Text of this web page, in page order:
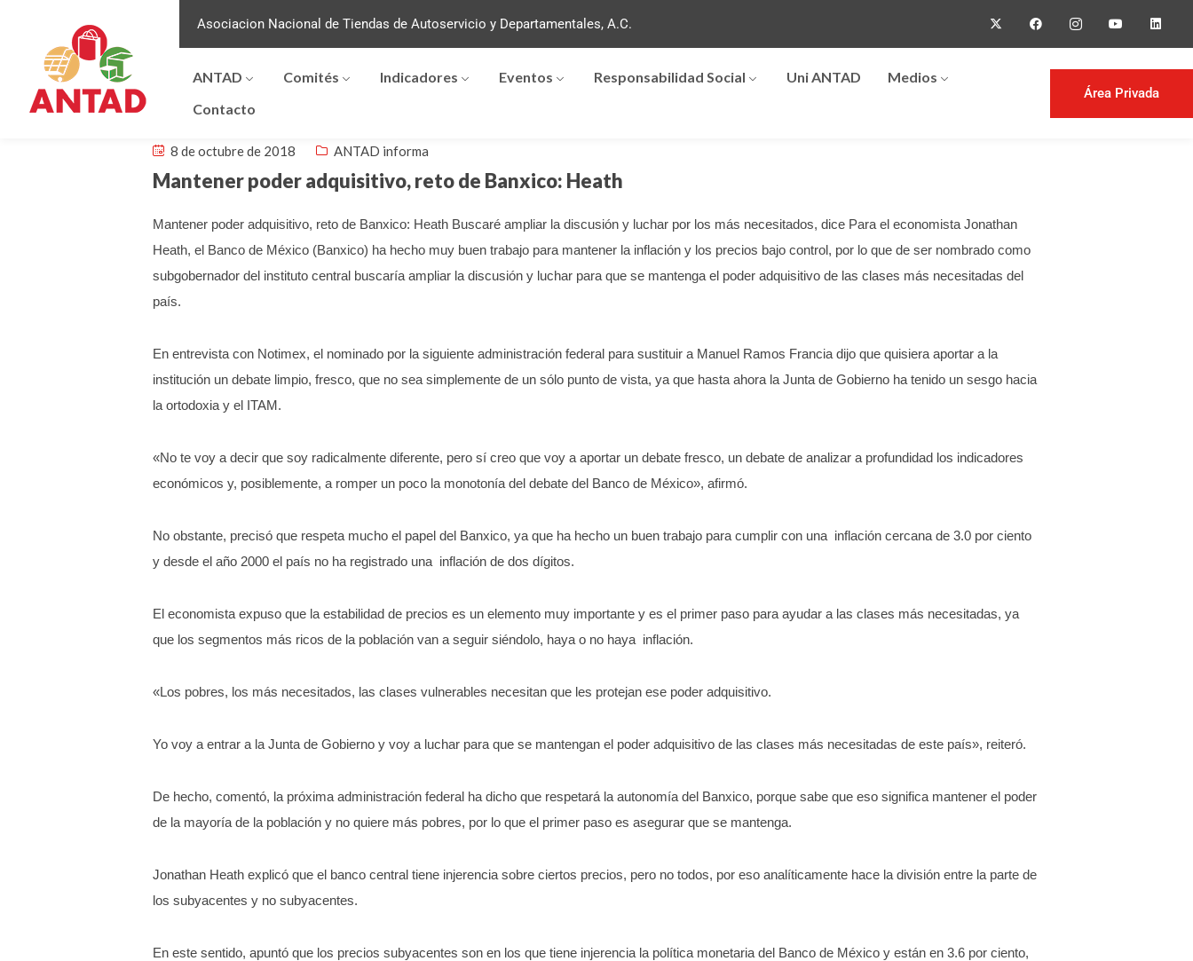
Asociacion Nacional de Tiendas de Autoservicio y Departamentales, A.C.
ANTAD Comités Indicadores Eventos Responsabilidad Social Uni ANTAD
Medios
Contacto
Área Privada
8 de octubre de 2018 ANTAD informa
Mantener poder adquisitivo, reto de Banxico: Heath
Mantener poder adquisitivo, reto de Banxico: Heath Buscaré ampliar la discusión y luchar por los más necesitados, dice Para el economista Jonathan
Heath, el Banco de México (Banxico) ha hecho muy buen trabajo para mantener la inflación y los precios bajo control, por lo que de ser nombrado como
subgobernador del instituto central buscaría ampliar la discusión y luchar para que se mantenga el poder adquisitivo de las clases más necesitadas del
país.
En entrevista con Notimex, el nominado por la siguiente administración federal para sustituir a Manuel Ramos Francia dijo que quisiera aportar a la
institución un debate limpio, fresco, que no sea simplemente de un sólo punto de vista, ya que hasta ahora la Junta de Gobierno ha tenido un sesgo hacia
la ortodoxia y el ITAM.
«No te voy a decir que soy radicalmente diferente, pero sí creo que voy a aportar un debate fresco, un debate de analizar a profundidad los indicadores
económicos y, posiblemente, a romper un poco la monotonía del debate del Banco de México», afirmó.
No obstante, precisó que respeta mucho el papel del Banxico, ya que ha hecho un buen trabajo para cumplir con una inflación cercana de 3.0 por ciento
y desde el año 2000 el país no ha registrado una inflación de dos dígitos.
El economista expuso que la estabilidad de precios es un elemento muy importante y es el primer paso para ayudar a las clases más necesitadas, ya
que los segmentos más ricos de la población van a seguir siéndolo, haya o no haya inflación.
«Los pobres, los más necesitados, las clases vulnerables necesitan que les protejan ese poder adquisitivo.
Yo voy a entrar a la Junta de Gobierno y voy a luchar para que se mantengan el poder adquisitivo de las clases más necesitadas de este país», reiteró.
De hecho, comentó, la próxima administración federal ha dicho que respetará la autonomía del Banxico, porque sabe que eso significa mantener el poder
de la mayoría de la población y no quiere más pobres, por lo que el primer paso es asegurar que se mantenga.
Jonathan Heath explicó que el banco central tiene injerencia sobre ciertos precios, pero no todos, por eso analíticamente hace la división entre la parte de
los subyacentes y no subyacentes.
En este sentido, apuntó que los precios subyacentes son en los que tiene injerencia la política monetaria del Banco de México y están en 3.6 por ciento,